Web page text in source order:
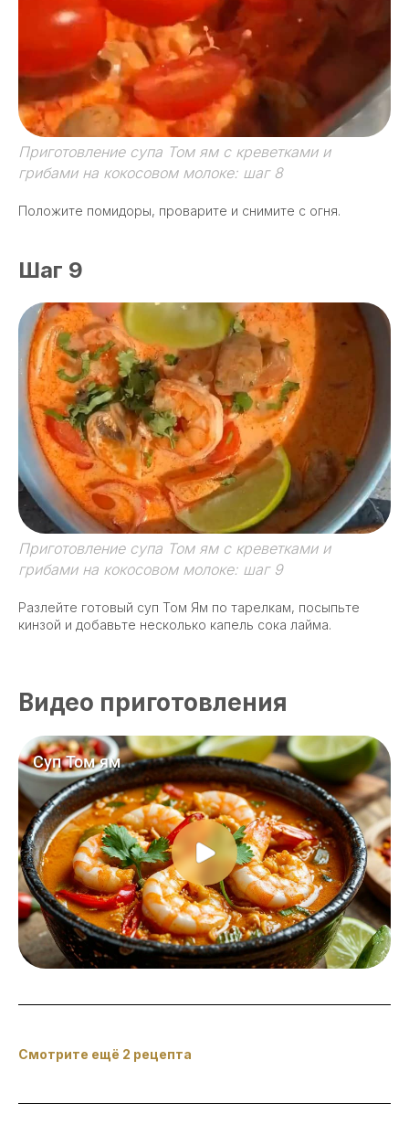
Приготовление супа Том ям с креветками и
грибами на кокосовом молоке: шаг 8
Положите помидоры, проварите и снимите с огня.
Шаг 9
Приготовление супа Том ям с креветками и
грибами на кокосовом молоке: шаг 9
Разлейте готовый суп Том Ям по тарелкам, посыпьте
кинзой и добавьте несколько капель сока лайма.
Видео приготовления
Смотрите ещё 2 рецепта